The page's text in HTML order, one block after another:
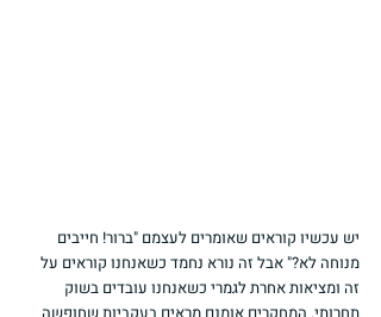
יש עכשיו קוראים שאומרים לעצמם "ברור! חייבים
מנוחה לא?" אבל זה נורא נחמד כשאנחנו קוראים על
זה ומציאות אחרת לגמרי כשאנחנו עובדים בשוק